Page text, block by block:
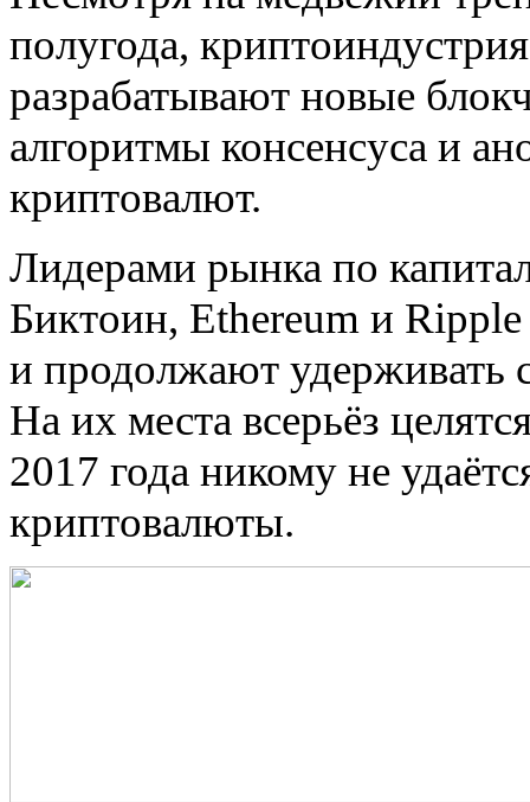
полугода,
разрабатывают новые
алгоритмы консенсуса и
криптовалют.
Лидерами рынка по
Биктоин, Ethereum и
и продолжают удерживать
На их места всерьёз
2017 года никому не
криптовалюты.